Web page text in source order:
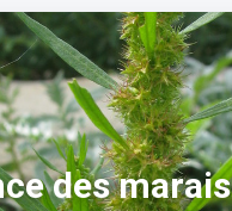
des marais